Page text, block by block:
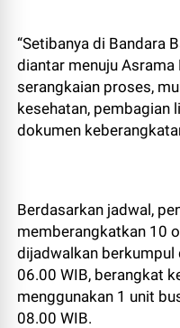
“Setibanya di Bandara
diantar menuju
serangkaian proses,
kesehatan, pembagian
dokumen
Berdasarkan jadwal,
memberangkatkan 10
dijadwalkan berkumpul
06.00 WIB, berangkat
menggunakan 1 unit
08.00 WIB.